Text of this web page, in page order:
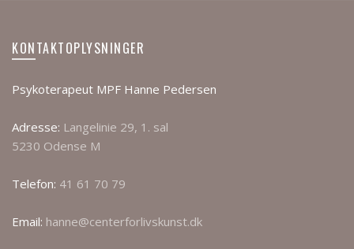
KONTAKTOPLYSNINGER
Psykoterapeut MPF Hanne Pedersen
Adresse: Langelinie 29, 1. sal
5230 Odense M
Telefon: 41 61 70 79
Email: hanne@centerforlivskunst.dk